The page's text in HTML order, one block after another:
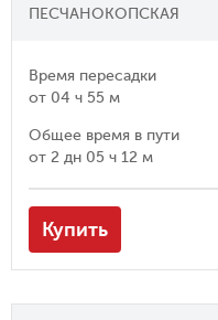
ПЕСЧАНОКОПСКАЯ
Время пересадки
от 04 ч 55 м
Общее время в пути
от 2 дн 05 ч 12 м
Купить